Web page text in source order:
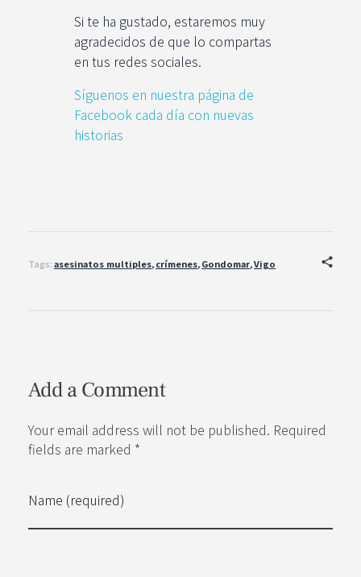
Si te ha gustado, estaremos muy
agradecidos de que lo compartas
en tus redes sociales.
Síguenos en nuestra página de
Facebook cada día con nuevas
historias
Tags:asesinatos multiples,crímenes,Gondomar,Vigo
Add a Comment
Your email address will not be published. Required
fields are marked *
Name (required)